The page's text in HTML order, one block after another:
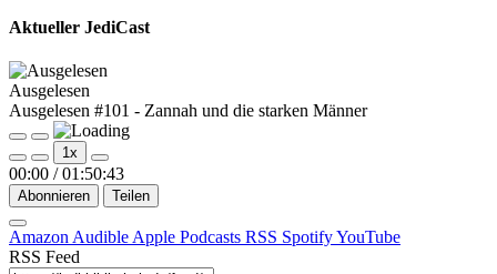
Aktueller JediCast
Ausgelesen
Ausgelesen #101 - Zannah und die starken Männer
Play
Episode
Pause
Episode
1x
00:00 / 01:50:43
Abonnieren Teilen
Amazon Audible Apple Podcasts RSS SpotifyYouTube
RSS Feed